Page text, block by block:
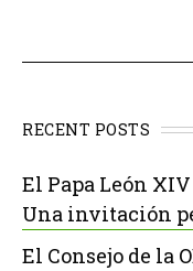
RECENT POSTS
El Papa León
Una invitación
El Consejo de la